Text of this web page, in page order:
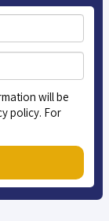
will be
policy. For